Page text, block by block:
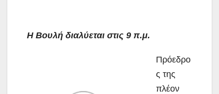
Η Βουλή διαλύεται στις 9 π.μ.
Πρόεδρο
ς της
πλέον